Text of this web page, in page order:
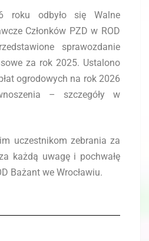
roku odbyło się Walne
Członków PZD w ROD
sprawozdanie
za rok 2025. Ustalono
ogrodowych na rok 2026
– szczegóły w
uczestnikom zebrania za
każdą uwagę i pochwałę
Bażant we Wrocławiu.